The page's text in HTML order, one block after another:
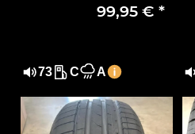
SUV XL MO DOT1823
99,95 € *
73 C A